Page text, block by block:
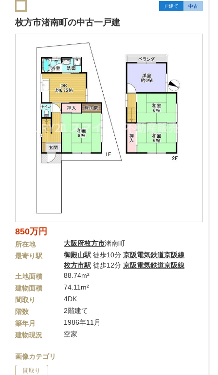
戸建て 中古
枚方市渚南町の中古一戸建
850万円
所在地 大阪府枚方市渚南町
最寄り駅
御殿山駅 徒歩10分 京阪電気鉄道京阪線
枚方市駅 徒歩12分 京阪電気鉄道京阪線
土地面積
88.74m²
建物面積
74.11m²
間取り
4DK
階数
2階建て
築年月
1986年11月
建物現況
空家
画像カテゴリ
間取り